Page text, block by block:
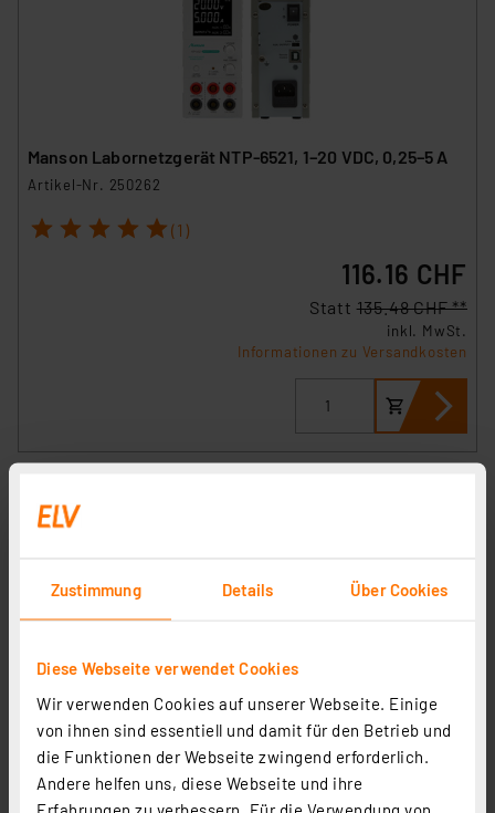
Zustimmung Details Über Cookies
Diese Webseite verwendet Cookies
Wir verwenden Cookies auf unserer Webseite. Einige
von ihnen sind essentiell und damit für den Betrieb und
die Funktionen der Webseite zwingend erforderlich.
Andere helfen uns, diese Webseite und ihre
Erfahrungen zu verbessern. Für die Verwendung von
Manson Labornetzgerät NTP-6521, 1–20 VDC, 0,25–5 A
Artikel-Nr. 250262
1 2 3 4 5 (1)
116.16 CHF
Statt135.48 CHF **
inkl. MwSt.
Informationen zu Versandkosten
Hama Schnellladegerät 5 Ports, Qualcomm® 3.0, 1x QC
3.0, 3x USB-A, 1x USB-C PD, 51 W, Schwarz
40.61 CHF
Aqiila Chargebird CC2 Auto-Ladegerät, 32W, 1x USB-C